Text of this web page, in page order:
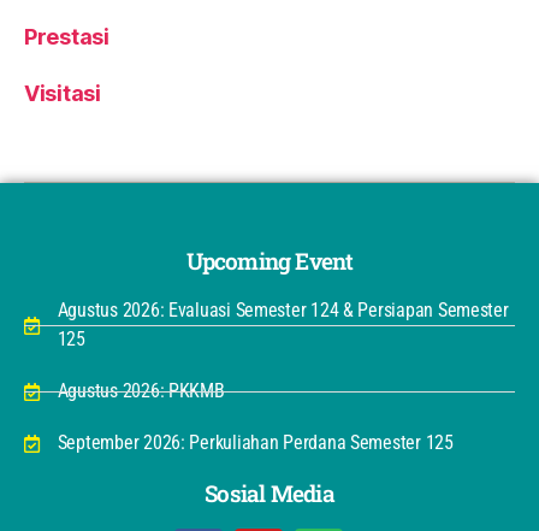
Prestasi
Visitasi
Upcoming Event
Agustus 2026: Evaluasi Semester 124 & Persiapan Semester
125
Agustus 2026: PKKMB
September 2026: Perkuliahan Perdana Semester 125
Sosial Media